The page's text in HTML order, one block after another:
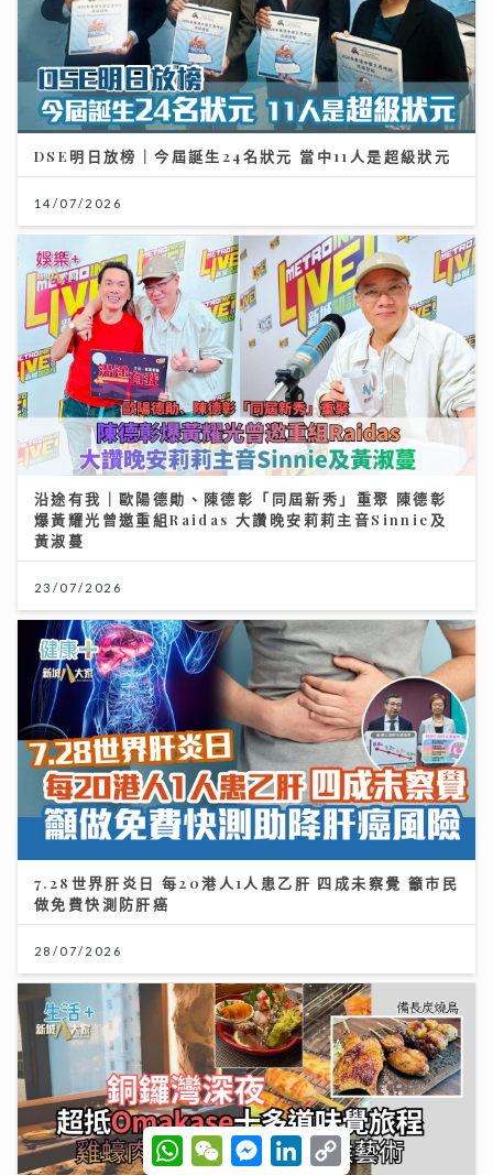
DSE明日放榜｜今屆誕生24名狀元 當中11人是超級狀元
14/07/2026
沿途有我｜歐陽德勛、陳德彰「同屆新秀」重聚 陳德彰
爆黃耀光曾邀重組Raidas 大讚晚安莉莉主音Sinnie及
黃淑蔓
23/07/2026
7.28世界肝炎日 每20港人1人患乙肝 四成未察覺 籲市民
做免費快測防肝癌
28/07/2026
W
h
W
e
M
e
L
C
o